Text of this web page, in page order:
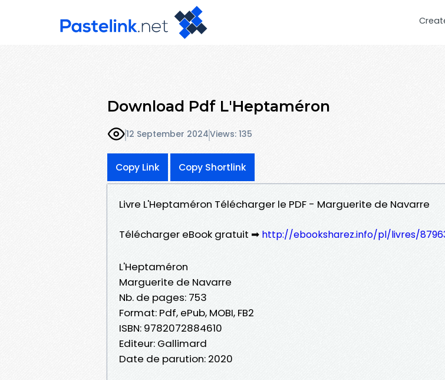
Download Pdf L'Heptaméron
12 September 2024Views: 135
Copy Link Copy Shortlink
Livre L'Heptaméron Télécharger le PDF - Marguerite de Navarre
Télécharger eBook gratuit ➡ http://ebooksharez.info/pl/livres/
L'Heptaméron
Marguerite de Navarre
Nb. de pages: 753
Format: Pdf, ePub, MOBI, FB2
ISBN: 9782072884610
Editeur: Gallimard
Date de parution: 2020